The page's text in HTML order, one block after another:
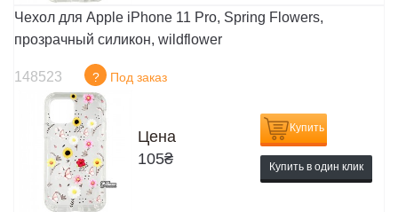
Чехол для Apple iPhone 11 Pro, Spring Flowers,
прозрачный силикон, wildflower
148523 ? Под заказ
Цена
105₴
Купить
Купить в один клик